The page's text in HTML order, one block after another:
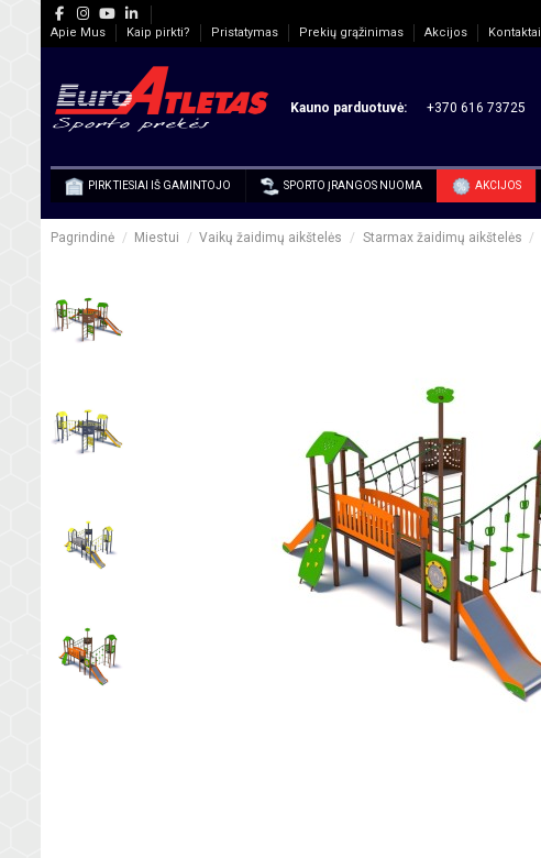
Apie Mus Kaip pirkti? Pristatymas Prekių grąžinimas Akcijos Kontaktai
Kauno parduotuvė: +370 616 73725
PIRK TIESIAI IŠ GAMINTOJO SPORTO ĮRANGOS NUOMA AKCIJOS
Pagrindinė Miestui Vaikų žaidimų aikštelės Starmax žaidimų aikštelės